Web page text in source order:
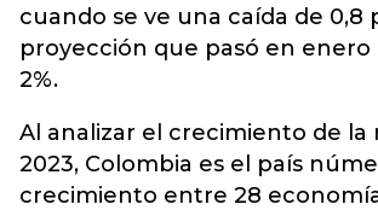
cuando se ve una caída de 0,8
proyección que pasó en enero
2%.
Al analizar el crecimiento de la
2023, Colombia es el país
crecimiento entre 28